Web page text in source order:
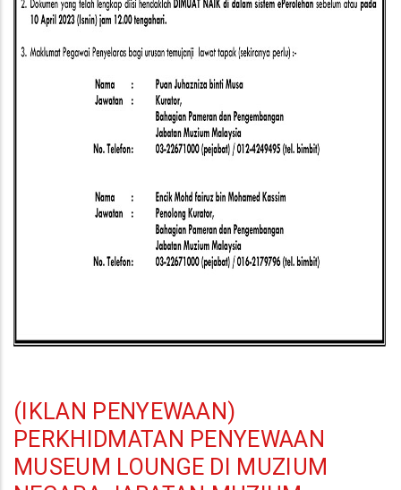
(IKLAN PENYEWAAN)
PERKHIDMATAN PENYEWAAN
MUSEUM LOUNGE DI MUZIUM